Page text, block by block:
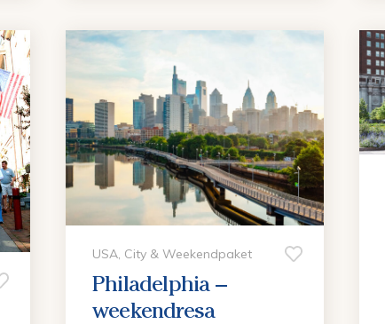
USA, City & Weekendpaket
Philadelphia –
weekendresa